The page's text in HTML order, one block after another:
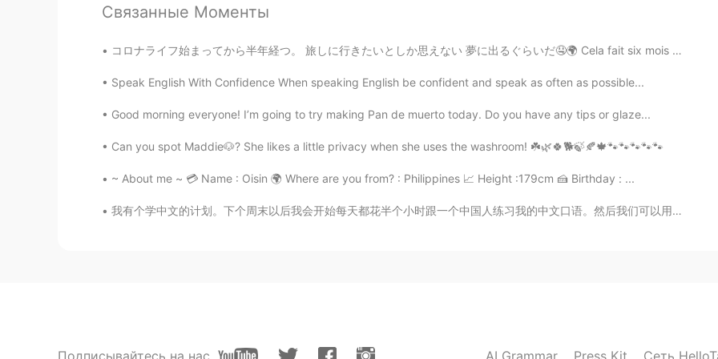
今度もっと難しいパンを作ってみ
Ai 2020.05.12 21:53
最近ア チザンパンの作り方に興味 になった れるのたみに
練習してる。
最近アルチザンパンの作り方に興味があるので作り方を 練習してる。
今日このクランベリーと胡桃パンを作りました。
今日はこのクランベリーと胡桃のパンを作りました。
Связанные Моменты
コロナライフ始まってから半年経つ。 旅しに行きたいとしか思えない 夢に出るぐらいだ🤤🌍 Cela fait six mois que le coronavirus a commencé. Ça...
Speak English With Confidence When speaking English be confident and speak as often as possible...
Good morning everyone! I’m going to try making Pan de muerto today. Do you have any tips or glaze...
Can you spot Maddie🐶? She likes a little privacy when she uses the washroom! ☘️🌿🍀🐕🍃🍂🍁🐾🐾🐾🐾🐾
~ About me ~ 💳 Name : Oisin 🌍 Where are you from? : Philippines 📈 Height :179cm 🍰 Birthday : ...
我有个学中文的计划。下个周末以后我会开始每天都花半个小时跟一个中国人练习我的中文口语。然后我们可以用英文交流，互相学习彼此的语言！ 谁能满足我的要求？😄 如果你想参加这个计划，请来告诉我你在...
Подписывайтесь на нас AI Grammar Press Kit Сеть